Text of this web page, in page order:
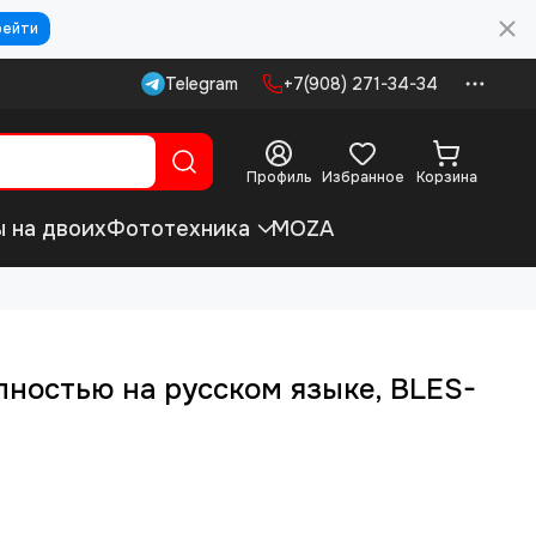
Telegram +7(908) 271-34-34
Профиль Избранное Корзина
на двоихФототехника MOZA
на русском языке, BLES-